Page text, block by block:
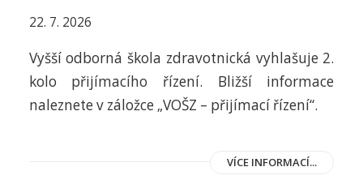
22. 7. 2026
Vyšší odborná škola zdravotnická vyhlašuje 2.
kolo přijímacího řízení. Bližší informace
naleznete v záložce „VOŠZ – přijímací řízení“.
VÍCE INFORMACÍ...